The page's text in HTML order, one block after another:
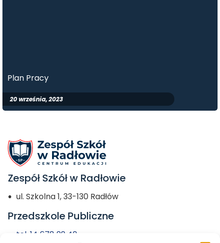
Plan Pracy
20 września, 2023
Zespół Szkół w Radłowie
ul. Szkolna 1, 33-130 Radłów
Przedszkole Publiczne
tel. 14 678 22 42